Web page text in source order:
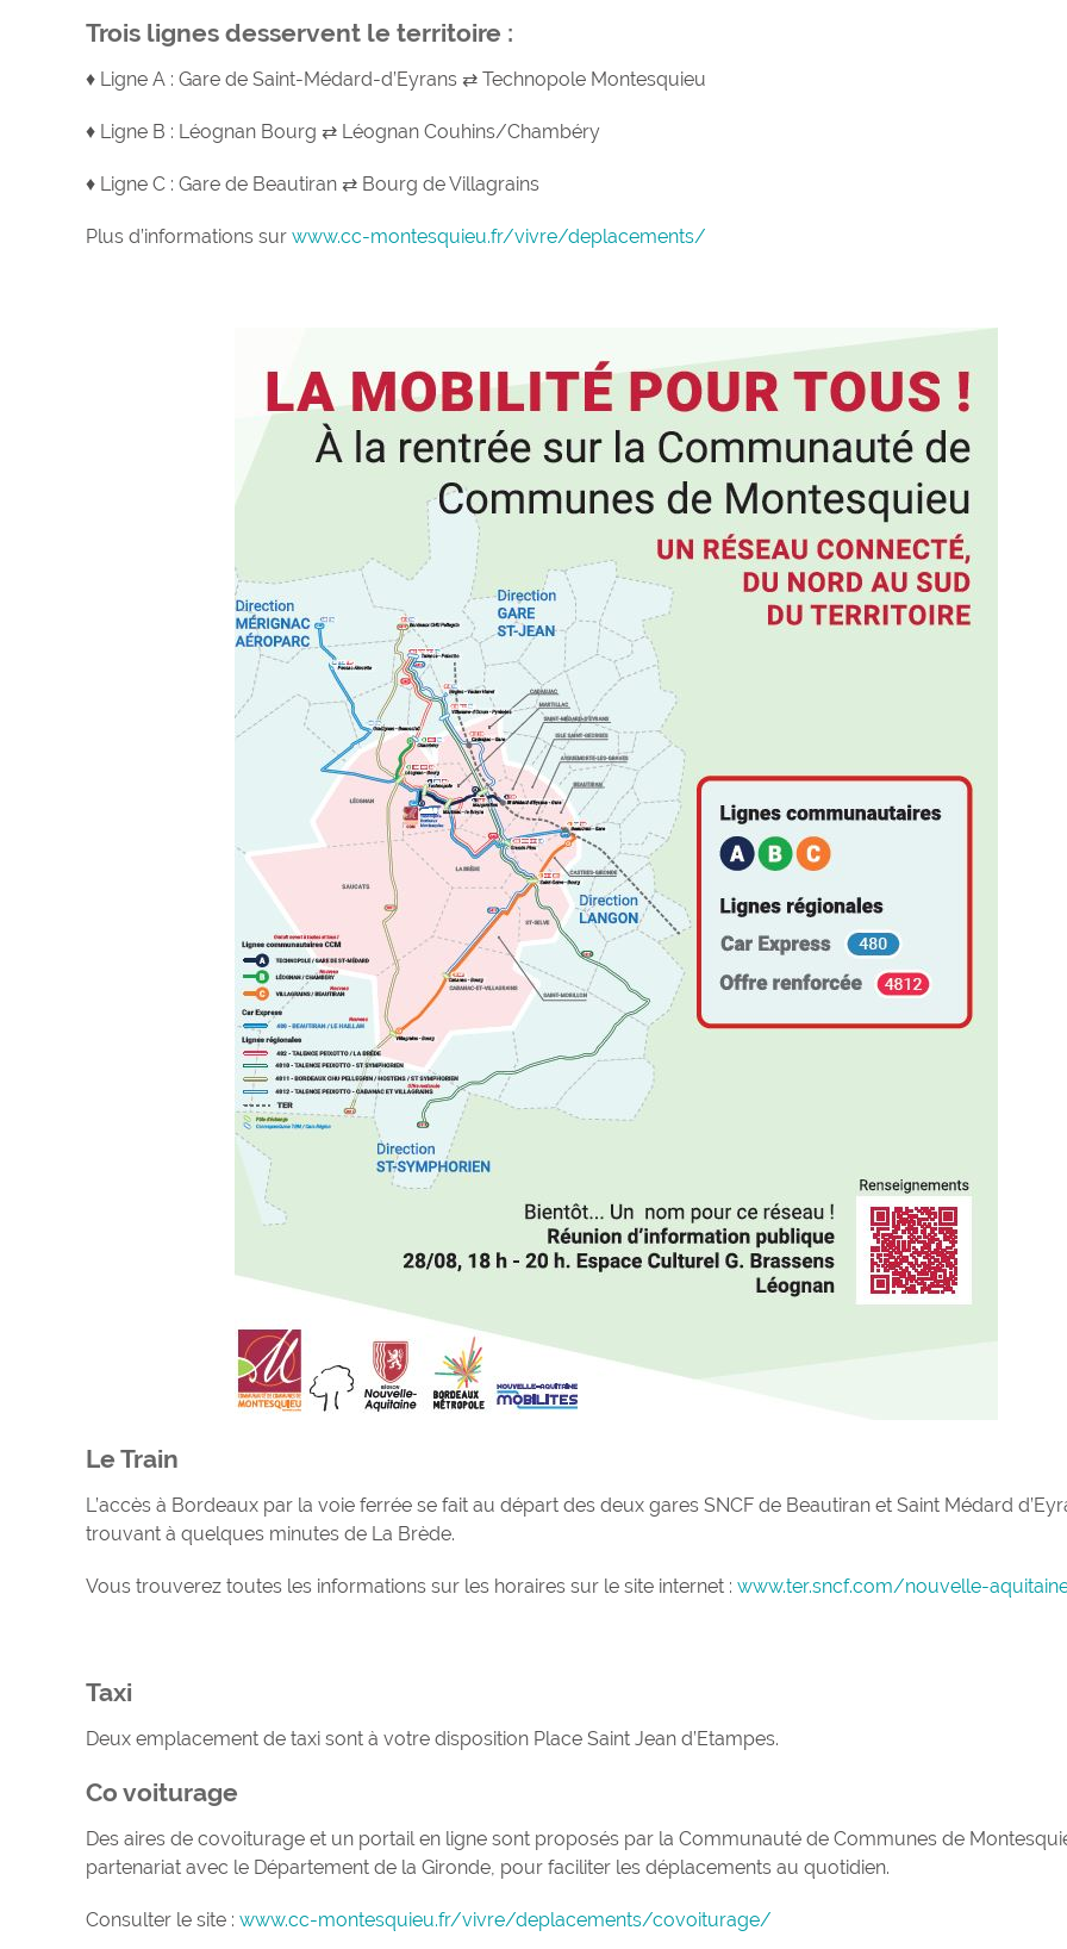
Trois lignes desservent le territoire :
♦ Ligne A : Gare de Saint-Médard-d’Eyrans ⇄ Technopole Montesquieu
♦ Ligne B : Léognan Bourg ⇄ Léognan Couhins/Chambéry
♦ Ligne C : Gare de Beautiran ⇄ Bourg de Villagrains
Plus d’informations sur www.cc-montesquieu.fr/vivre/deplacements/
Le Train
L’accès à Bordeaux par la voie ferrée se fait au départ des deux gares SNCF de Beautiran et Saint Médard
trouvant à quelques minutes de La Brède.
Vous trouverez toutes les informations sur les horaires sur le site internet : www.ter.sncf.com/nouvelle-
Taxi
Deux emplacement de taxi sont à votre disposition Place Saint Jean d’Etampes.
Co voiturage
Des aires de covoiturage et un portail en ligne sont proposés par la Communauté de Communes de
partenariat avec le Département de la Gironde, pour faciliter les déplacements au quotidien.
Consulter le site : www.cc-montesquieu.fr/vivre/deplacements/covoiturage/
Samedi 22 octobre,
nouveau parcours
Brède ! Partez à la
de « Zétoulu » en
traces du célèbre